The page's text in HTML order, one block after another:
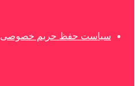
سیاست حفظ حریم خصوصی